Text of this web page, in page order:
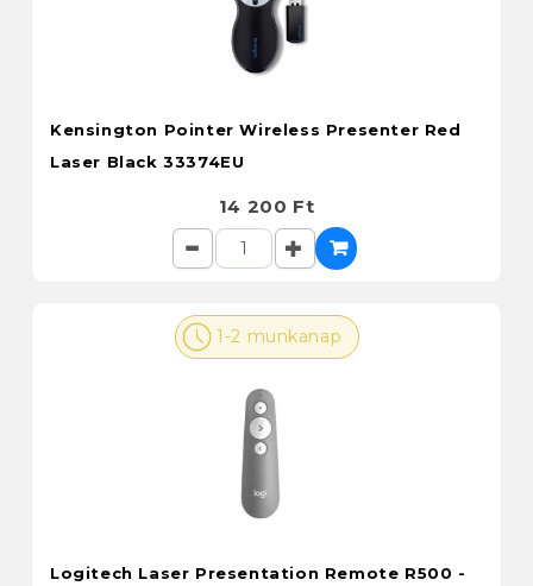
Kensington Pointer Wireless Presenter Red
Laser Black 33374EU
14 200 Ft
1-2 munkanap
Logitech Laser Presentation Remote R500 -